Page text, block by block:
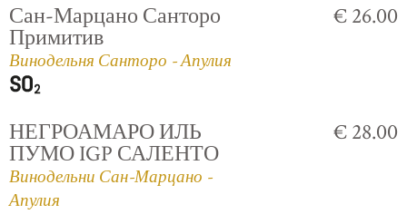
Сан-Марцано Санторо
Примитив
Винодельня Санторо - Апулия
€ 26.00
НЕГРОАМАРО ИЛЬ
ПУМО IGP САЛЕНТО
Винодельни Сан-Марцано -
Апулия
€ 28.00